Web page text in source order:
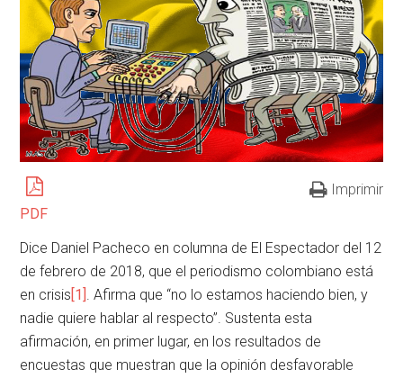
PDF
Imprimir
Dice Daniel Pacheco en columna de El Espectador del 12
de febrero de 2018, que el periodismo colombiano está
en crisis[1] . Afirma que “no lo estamos haciendo bien, y
nadie quiere hablar al respecto”. Sustenta esta
afirmación, en primer lugar, en los resultados de
encuestas que muestran que la opinión desfavorable